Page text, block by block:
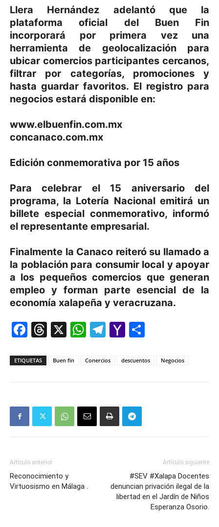
Llera Hernández adelantó que la
plataforma oficial del Buen Fin
incorporará por primera vez una
herramienta de geolocalización para
ubicar comercios participantes cercanos,
filtrar por categorías, promociones y
hasta guardar favoritos. El registro para
negocios estará disponible en:
www.elbuenfin.com.mx
concanaco.com.mx
Edición conmemorativa por 15 años
Para celebrar el 15 aniversario del
programa, la Lotería Nacional emitirá un
billete especial conmemorativo, informó
el representante empresarial.
Finalmente la Canaco reiteró su llamado a
la población para consumir local y apoyar
a los pequeños comercios que generan
empleo y forman parte esencial de la
economía xalapeña y veracruzana.
Facebook
Threads
X WhatsApp
Telegram
Yahoo
ETIQUETAS Buen fin Conercios descuentos Negocios
Artículo anterior
Reconocimiento y
Virtuosismo en Málaga .
Artículo siguiente
#SEV #Xalapa Docentes
denuncian privación ilegal de la
libertad en el Jardín de Niños
Esperanza Osorio.